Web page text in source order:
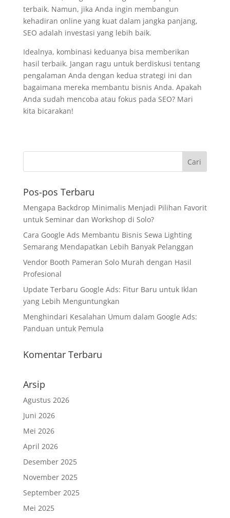
terbaik. Namun, jika Anda ingin membangun
kehadiran online yang kuat dalam jangka panjang,
SEO adalah investasi yang lebih baik.
Idealnya, kombinasi keduanya bisa memberikan
hasil terbaik. Jangan ragu untuk berdiskusi tentang
pengalaman Anda dengan kedua strategi ini dan
bagaimana mereka membantu bisnis Anda. Apakah
Anda sudah mencoba atau fokus pada SEO? Mari
kita bicarakan!
Pos-pos Terbaru
Mengapa Backdrop Minimalis Menjadi Pilihan Favorit
untuk Seminar dan Workshop di Solo?
Cara Google Ads Membantu Bisnis Sewa Lighting
Semarang Mendapatkan Lebih Banyak Pelanggan
Vendor Booth Pameran Solo Murah dengan Hasil
Profesional
Update Terbaru Google Ads: Fitur Baru untuk Iklan
yang Lebih Menguntungkan
Menghindari Kesalahan Umum dalam Google Ads:
Panduan untuk Pemula
Komentar Terbaru
Arsip
Agustus 2026
Juni 2026
Mei 2026
April 2026
Desember 2025
November 2025
September 2025
Mei 2025